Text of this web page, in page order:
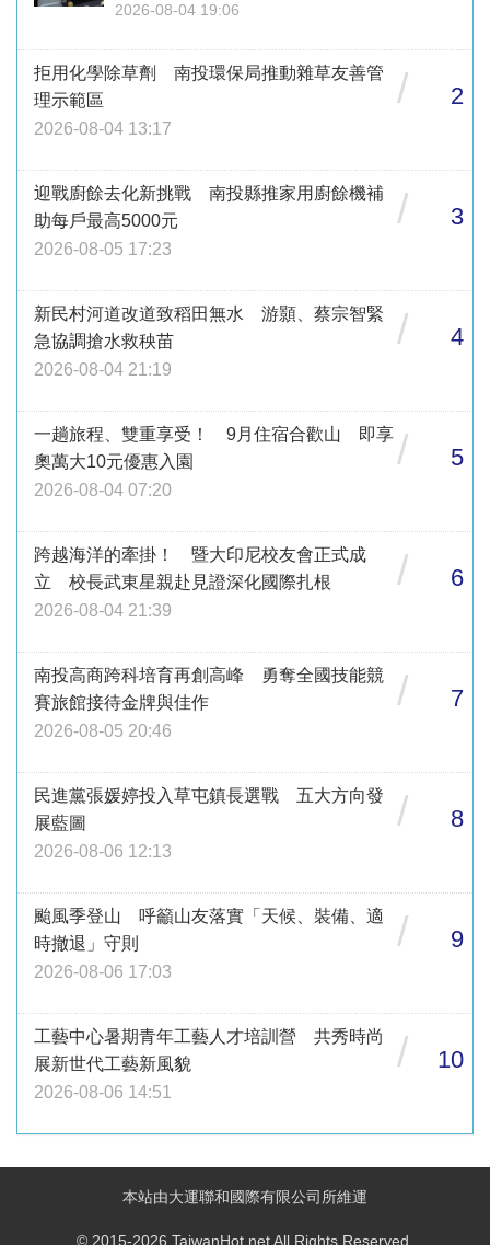
2026-08-04 19:06
拒用化學除草劑 南投環保局推動雜草友善管
理示範區
2026-08-04 13:17
/ 2
迎戰廚餘去化新挑戰 南投縣推家用廚餘機補
助每戶最高5000元
2026-08-05 17:23
/ 3
新民村河道改道致稻田無水 游顥、蔡宗智緊
急協調搶水救秧苗
2026-08-04 21:19
/ 4
一趟旅程、雙重享受！ 9月住宿合歡山 即享
奧萬大10元優惠入園
2026-08-04 07:20
/ 5
跨越海洋的牽掛！ 暨大印尼校友會正式成
立 校長武東星親赴見證深化國際扎根
2026-08-04 21:39
/ 6
南投高商跨科培育再創高峰 勇奪全國技能競
賽旅館接待金牌與佳作
2026-08-05 20:46
/ 7
民進黨張媛婷投入草屯鎮長選戰 五大方向發
展藍圖
2026-08-06 12:13
/ 8
颱風季登山 呼籲山友落實「天候、裝備、適
時撤退」守則
2026-08-06 17:03
/ 9
工藝中心暑期青年工藝人才培訓營 共秀時尚
展新世代工藝新風貌
2026-08-06 14:51
/ 10
本站由大運聯和國際有限公司所維運
© 2015-2026 TaiwanHot.net All Rights Reserved.